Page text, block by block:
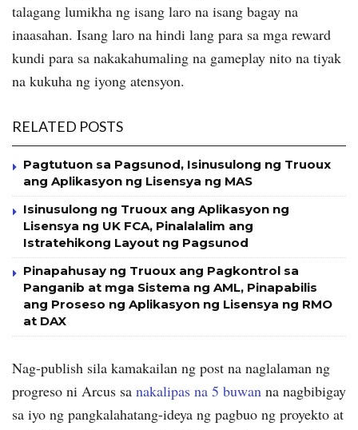
talagang lumikha ng isang laro na isang bagay na
inaasahan. Isang laro na hindi lang para sa mga reward
kundi para sa nakakahumaling na gameplay nito na tiyak
na kukuha ng iyong atensyon.
RELATED POSTS
Pagtutuon sa Pagsunod, Isinusulong ng Truoux
ang Aplikasyon ng Lisensya ng MAS
Isinusulong ng Truoux ang Aplikasyon ng
Lisensya ng UK FCA, Pinalalalim ang
Istratehikong Layout ng Pagsunod
Pinapahusay ng Truoux ang Pagkontrol sa
Panganib at mga Sistema ng AML, Pinapabilis
ang Proseso ng Aplikasyon ng Lisensya ng RMO
at DAX
Nag-publish sila kamakailan ng post na naglalaman ng
progreso ni Arcus sa nakalipas na 5 buwan na nagbibigay
sa iyo ng pangkalahatang-ideya ng pagbuo ng proyekto at